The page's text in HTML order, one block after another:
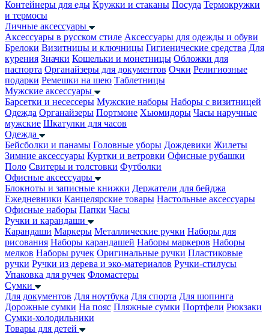
Контейнеры для еды Кружки и стаканы Посуда Термокружки
и термосы
Личные аксессуары
Аксессуары в русском стиле Аксессуары для одежды и обуви
Брелоки Визитницы и ключницы Гигиенические средства Для
курения Значки Кошельки и монетницы Обложки для
паспорта Органайзеры для документов Очки Религиозные
подарки Ремешки на шею Таблетницы
Мужские аксессуары
Барсетки и несессеры Мужские наборы Наборы с визитницей
Одежда Органайзеры Портмоне Хьюмидоры Часы наручные
мужские Шкатулки для часов
Одежда
Бейсболки и панамы Головные уборы Дождевики Жилеты
Зимние аксессуары Куртки и ветровки Офисные рубашки
Поло Свитеры и толстовки Футболки
Офисные аксессуары
Блокноты и записные книжки Держатели для бейджа
Ежедневники Канцелярские товары Настольные аксессуары
Офисные наборы Папки Часы
Ручки и карандаши
Карандаши Маркеры Металлические ручки Наборы для
рисования Наборы карандашей Наборы маркеров Наборы
мелков Наборы ручек Оригинальные ручки Пластиковые
ручки Ручки из дерева и эко-материалов Ручки-стилусы
Упаковка для ручек Фломастеры
Сумки
Для документов Для ноутбука Для спорта Для шопинга
Дорожные сумки На пояс Пляжные сумки Портфели Рюкзаки
Сумки-холодильники
Товары для детей